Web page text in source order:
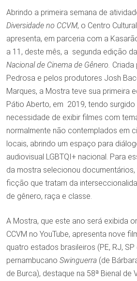
Abrindo a primeira semana de
Diversidade no CCVM, o Centro
apresenta, em parceria com a
a 11, deste mês, a segunda edição da
Nacional de Cinema de Gênero. Criada
Pedrosa e pelos produtores Josh
Marques, a Mostra teve sua primeira
Pátio Aberto, em 2019, tendo surgido
necessidade de exibir filmes com
normalmente não contemplados em
locais, abrindo um espaço para
audiovisual LGBTQI+ nacional. Para
da mostra selecionou
ficção que tratam da
de gênero, raça e classe.
A Mostra, que este ano será exibida
CCVM no YouTube, apresenta nove
quatro estados brasileiros (PE, RJ, SP
pernambucano Swinguerra(de
de Burca), destaque na 58ª Bienal de